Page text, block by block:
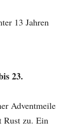
13 Jahren
23.
Adventmeile
zu. Ein